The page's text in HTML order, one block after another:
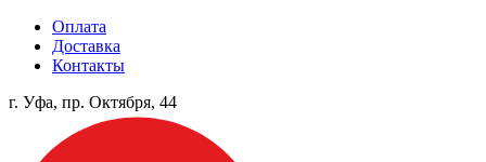
Оплата
Доставка
Контакты
г. Уфа, пр. Октября, 44